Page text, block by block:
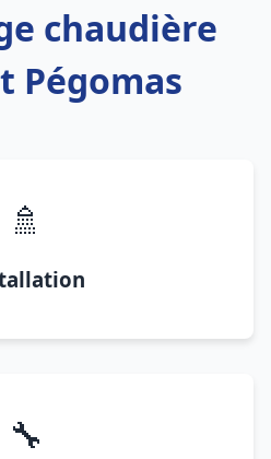
chaudière
Pégomas
🚿
🔧